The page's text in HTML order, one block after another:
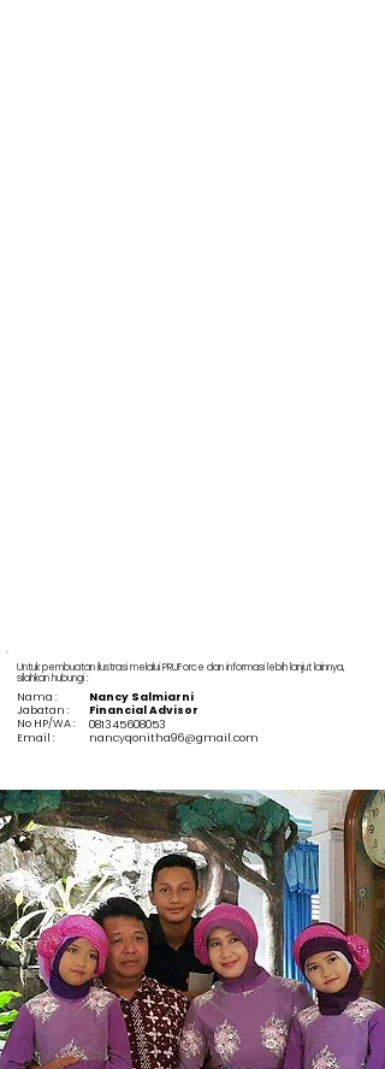
Untuk pembuatan ilustrasi melalui PRUForce dan informasi lebih lanjut lainnya,
silahkan hubungi :
Nama :
Nancy Salmiarni
Jabatan :
Financial Advisor
No HP/WA :
081345608053
Email :
nancyqonitha96@gmail.com